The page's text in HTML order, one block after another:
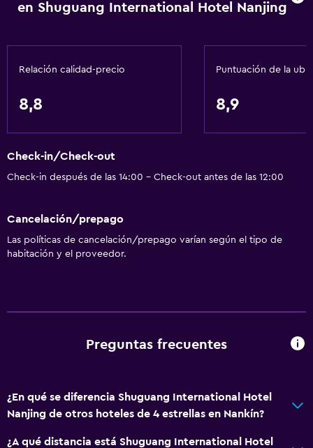
en Shuguang International Hotel Nanjing
Relación calidad-precio
8,8
Puntuación de la
8,9
Check-in/Check-out
Check-in después de las 14:00 - Check-out antes de las 12:00
Cancelación/prepago
Las políticas de cancelación/prepago varían según el tipo de
habitación y el proveedor.
Preguntas frecuentes
¿En qué se diferencia Shuguang International Hotel
Nanjing de otros hoteles de 4 estrellas en Nankín?
¿A qué distancia está Shuguang International Hotel